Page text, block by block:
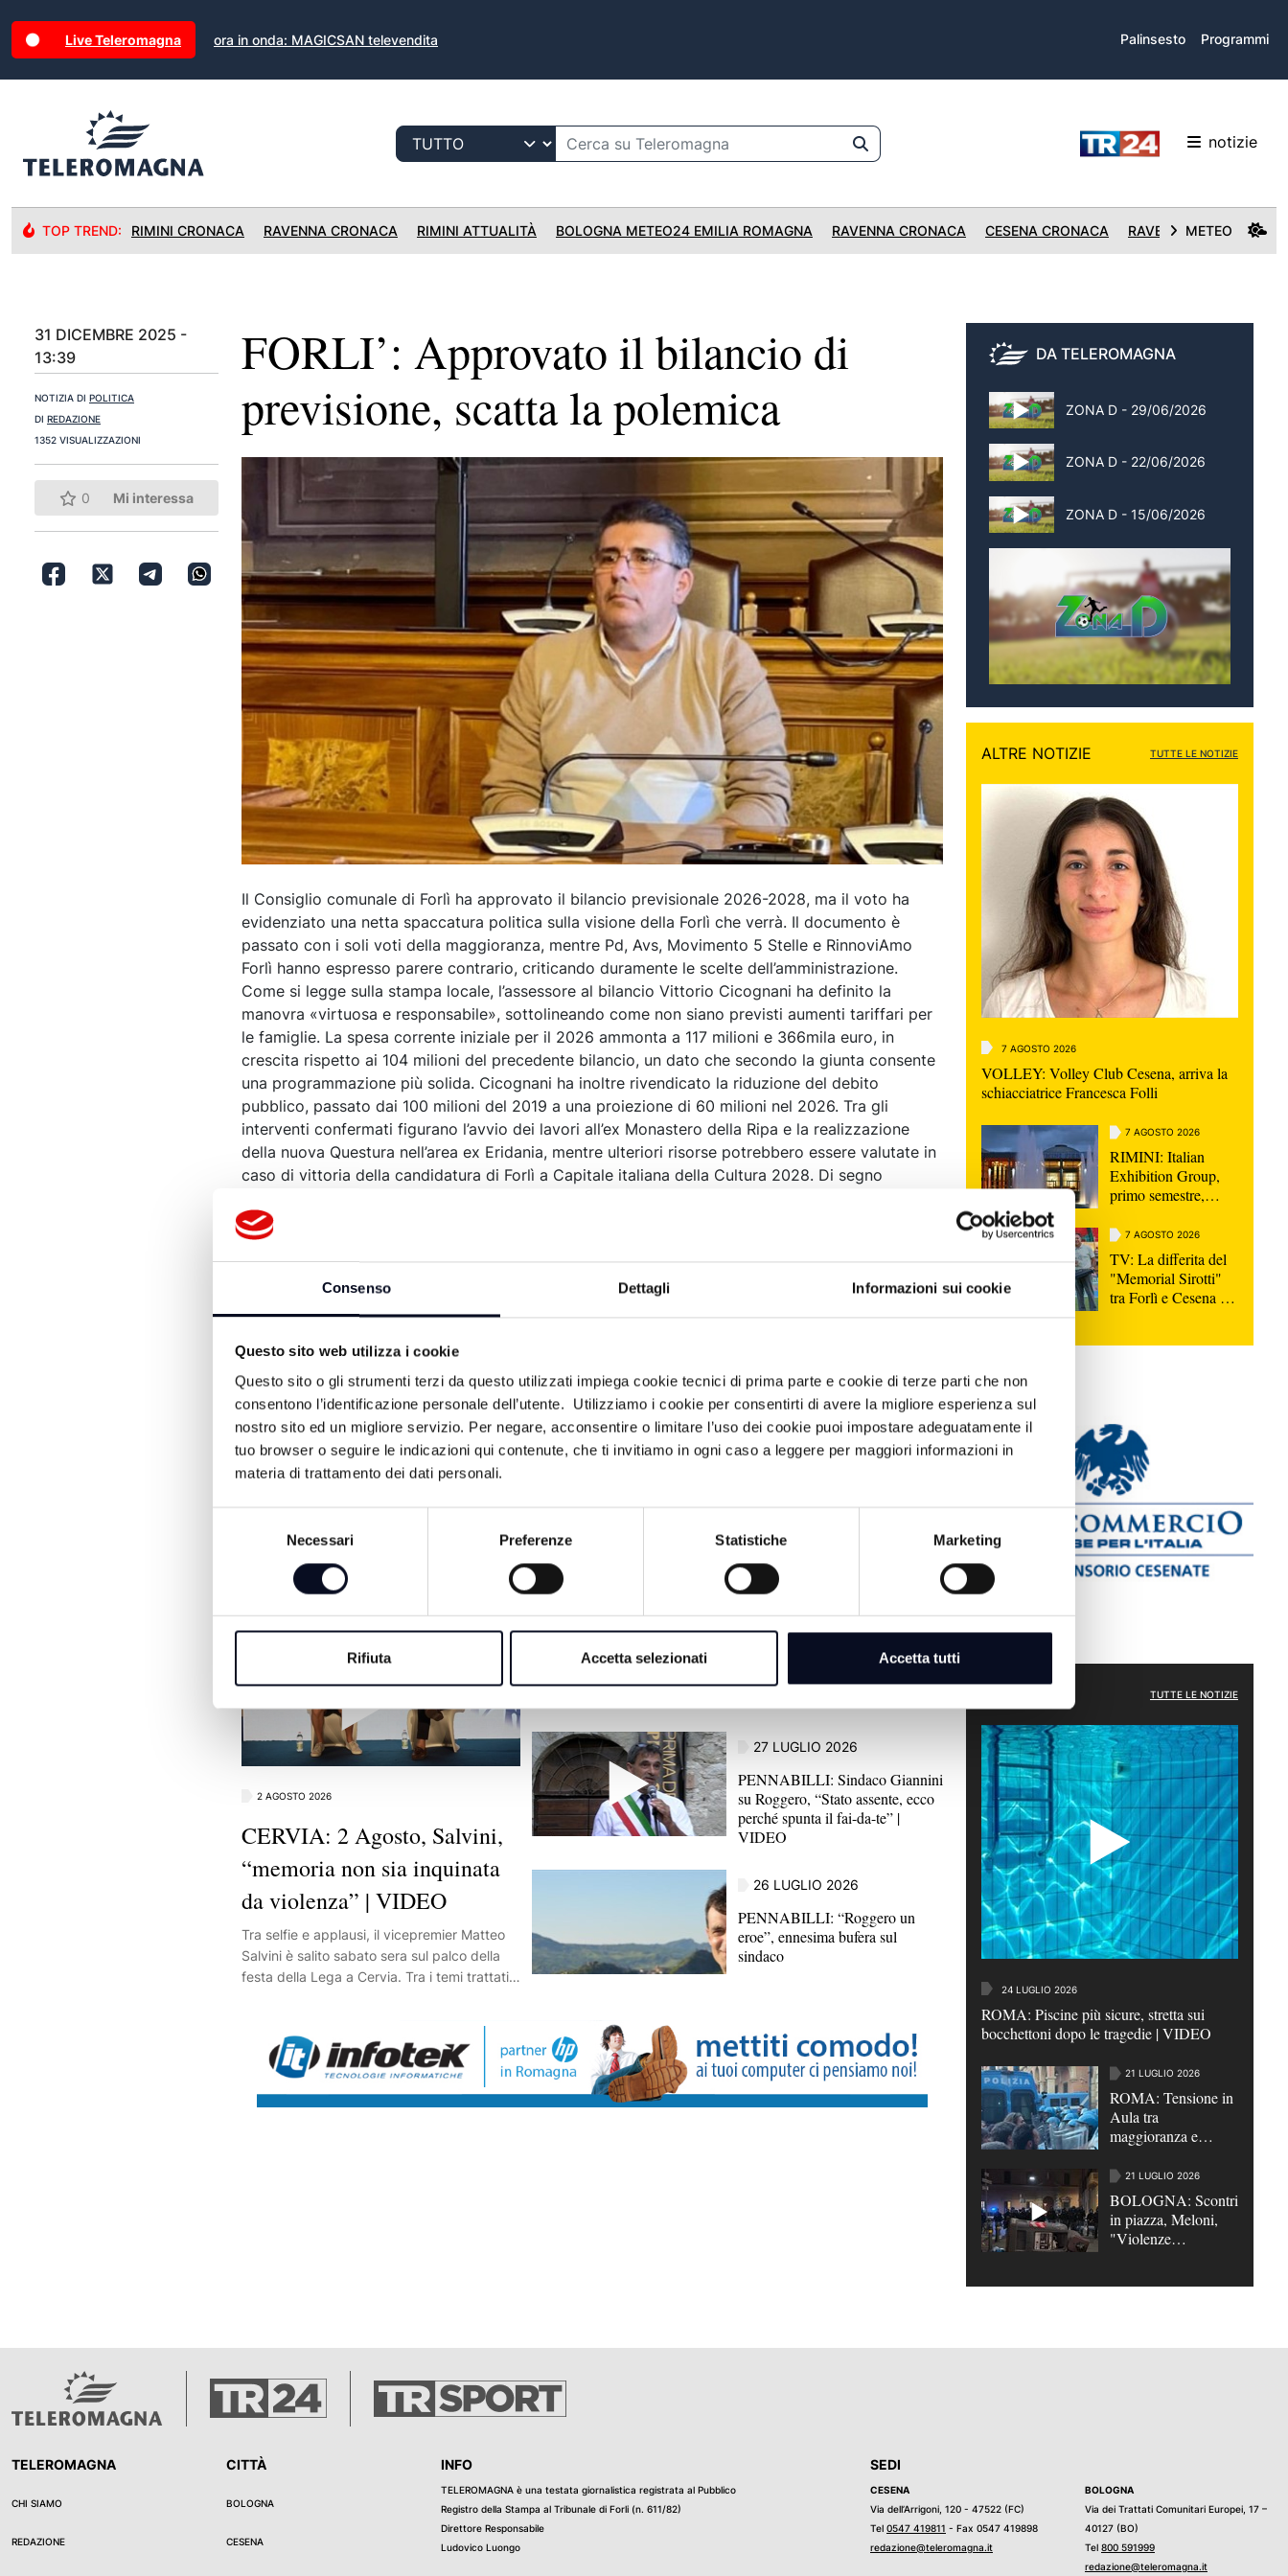
Consenso Dettagli Informazioni sui cookie
Questo sito web utilizza i cookie
Questo sito o gli strumenti terzi da questo utilizzati impiega cookie tecnici di prima parte e cookie di terze parti che non
consentono l’identificazione personale dell’utente. Utilizziamo i cookie per consentirti di avere la migliore esperienza sul
nostro sito ed un migliore servizio. Per negare, acconsentire o limitare l’uso dei cookie puoi impostare adeguatamente il
tuo browser o seguire le indicazioni qui contenute, che ti invitiamo in ogni caso a leggere per maggiori informazioni in
materia di trattamento dei dati personali.
Necessari Preferenze Statistiche Marketing
Rifiuta Accetta selezionati Accetta tutti
Live Teleromagna ora in onda: MAGICSAN televendita Palinsesto Programmi
notizie
TOP TREND: RIMINI CRONACA RAVENNA CRONACA RIMINI ATTUALITÀ BOLOGNA METEO24 EMILIA ROMAGNA RAVENNA CRONACA CESENA CRONACA RAVENNA CRONACA
METEO
31 DICEMBRE 2025 -
13:39
NOTIZIA DI POLITICA
DI REDAZIONE
1352 VISUALIZZAZIONI
0 Mi interessa
FORLI’: Approvato il bilancio di
previsione, scatta la polemica
Il Consiglio comunale di Forlì ha approvato il bilancio previsionale 2026-2028, ma il voto ha
evidenziato una netta spaccatura politica sulla visione della Forlì che verrà. Il documento è
passato con i soli voti della maggioranza, mentre Pd, Avs, Movimento 5 Stelle e RinnoviAmo
Forlì hanno espresso parere contrario, criticando duramente le scelte dell’amministrazione.
Come si legge sulla stampa locale, l’assessore al bilancio Vittorio Cicognani ha definito la
manovra «virtuosa e responsabile», sottolineando come non siano previsti aumenti tariffari per
le famiglie. La spesa corrente iniziale per il 2026 ammonta a 117 milioni e 366mila euro, in
crescita rispetto ai 104 milioni del precedente bilancio, un dato che secondo la giunta consente
una programmazione più solida. Cicognani ha inoltre rivendicato la riduzione del debito
pubblico, passato dai 100 milioni del 2019 a una proiezione di 60 milioni nel 2026. Tra gli
interventi confermati figurano l’avvio dei lavori all’ex Monastero della Ripa e la realizzazione
della nuova Questura nell’area ex Eridania, mentre ulteriori risorse potrebbero essere valutate in
caso di vittoria della candidatura di Forlì a Capitale italiana della Cultura 2028. Di segno
Pd arrivano critiche sui tagli alla cultura e sugli investimenti, giudicati incoerenti con le
ambizioni della città: per Graziano Rinaldini gli indici economici sono tutti in negativo rispetto al
2025, mentre Elena Colangelo di RinnoviAmo Forlì evidenzia l’assenza di una visione di lungo
periodo. La maggioranza difende le proprie scelte in nome della prudenza e della sostenibilità,
ma il confronto politico resta acceso e il dibattito sul futuro della città tutt’altro che chiuso.
ALTRE NOTIZIE DI POLITICA
2 AGOSTO 2026
CERVIA: 2 Agosto, Salvini,
“memoria non sia inquinata
da violenza” | VIDEO
Tra selfie e applausi, il vicepremier Matteo
Salvini è salito sabato sera sul palco della
festa della Lega a Cervia. Tra i temi trattati,
sua esortazione.
30 LUGLIO 2026
RIMINI: Vasco Rossi cittadino
onorario, ma la decisione spacca
il Consiglio comunale | VIDEO
27 LUGLIO 2026
PENNABILLI: Sindaco Giannini
su Roggero, “Stato assente, ecco
perché spunta il fai-da-te” |
VIDEO
26 LUGLIO 2026
PENNABILLI: “Roggero un
eroe”, ennesima bufera sul
sindaco
DA TELEROMAGNA
ZONA D - 29/06/2026
ZONA D - 22/06/2026
ZONA D - 15/06/2026
ALTRE NOTIZIE TUTTE LE NOTIZIE
7 AGOSTO 2026
VOLLEY: Volley Club Cesena, arriva la
schiacciatrice Francesca Folli
7 AGOSTO 2026
RIMINI: Italian
Exhibition Group,
primo semestre,
9%7 AGOSTO 2026
TV: La differita del
"Memorial Sirotti"
tra Forlì e Cesena in
TUTTE LE NOTIZIE
24 LUGLIO 2026
ROMA: Piscine più sicure, stretta sui
bocchettoni dopo le tragedie | VIDEO
21 LUGLIO 2026
ROMA: Tensione in
Aula tra
maggioranza e
scontri di Bologna e
su caso Roggero
21 LUGLIO 2026
BOLOGNA: Scontri
in piazza, Meloni,
"Violenze
TELEROMAGNA
CHI SIAMO
REDAZIONE
CITTÀ
BOLOGNA
CESENA
INFO
TELEROMAGNA è una testata giornalistica registrata al Pubblico
Registro della Stampa al Tribunale di Forli (n. 611/82)
Direttore Responsabile
Ludovico Luongo
SEDI
CESENA
Via dell’Arrigoni, 120 - 47522 (FC)
Tel 0547 419811 - Fax 0547 419898
redazione@teleromagna.it
BOLOGNA
Via dei Trattati Comunitari Europei, 17 –
40127 (BO)
Tel 800 591999
redazione@teleromagna.it